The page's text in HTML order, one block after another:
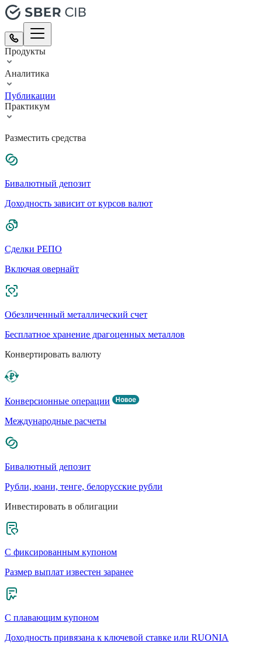
Продукты
Аналитика
Публикации
Практикум
Разместить средства
Бивалютный депозит
Доходность зависит от курсов валют
Сделки РЕПО
Включая овернайт
Обезличенный металлический счет
Бесплатное хранение драгоценных металлов
Конвертировать валюту
Конверсионные операции
Международные расчеты
Бивалютный депозит
Рубли, юани, тенге, белорусские рубли
Инвестировать в облигации
С фиксированным купоном
Размер выплат известен заранее
С плавающим купоном
Доходность привязана к ключевой ставке или RUONIA